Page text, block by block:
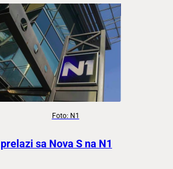
Foto: N1
sa Nova S na N1